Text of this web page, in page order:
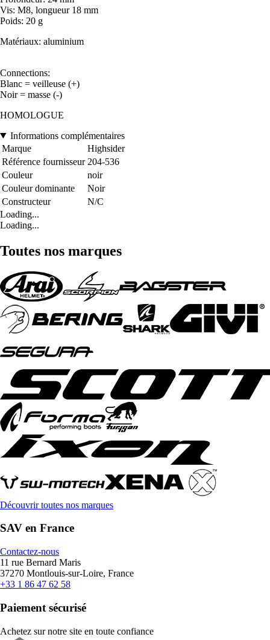
Vis: M8, longueur 18 mm
Poids: 20 g
Matériaux: aluminium
Connections:
Blanc = veilleuse (+)
Noir = masse (-)
HOMOLOGUE
Informations complémentaires
Marque
Highsider
Référence fournisseur 204-536
Couleur
noir
Couleur dominante
Noir
Constructeur
N/C
Loading...
Loading...
Toutes nos marques
Découvrir toutes nos marques
SAV en France
Contactez-nous
11 rue Bernard Maris
37270 Montlouis-sur-Loire, France
+33 1 86 47 62 58
Paiement sécurisé
Achetez sur notre site en toute confiance